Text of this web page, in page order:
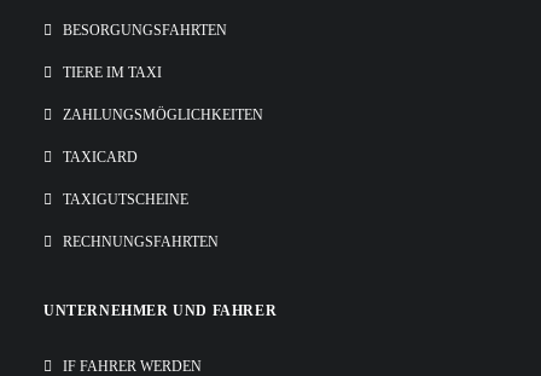
BESORGUNGSFAHRTEN
TIERE IM TAXI
ZAHLUNGSMÖGLICHKEITEN
TAXICARD
TAXIGUTSCHEINE
RECHNUNGSFAHRTEN
UNTERNEHMER UND FAHRER
IF FAHRER WERDEN